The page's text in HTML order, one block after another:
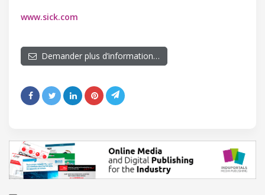
www.sick.com
Demander plus d’information…